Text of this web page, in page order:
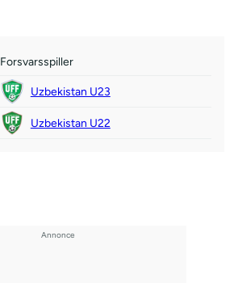
Forsvarsspiller
Uzbekistan U23
Uzbekistan U22